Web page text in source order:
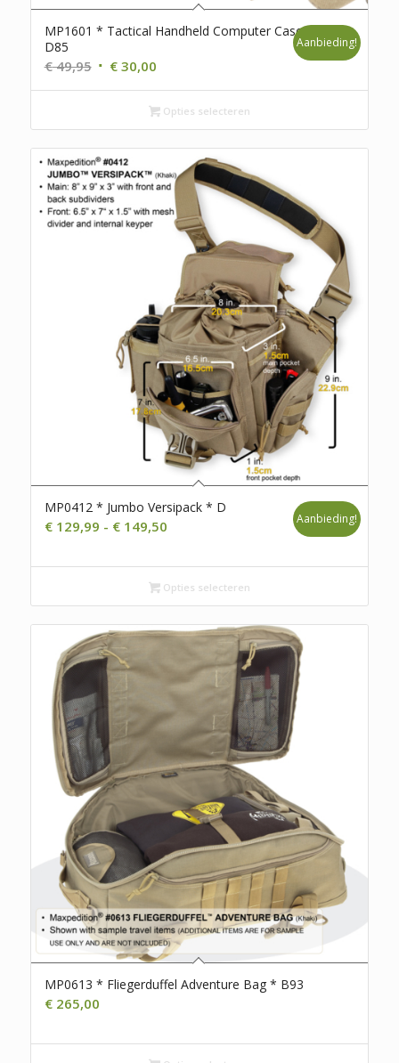
MP1601 * Tactical Handheld Computer Case *
D85
€49,95 Oorspronkelijke
prijs
€ 49,95.
€30,00Huidige
prijs
is:
€ 30,00.
Aanbieding!
Opties selecteren
MP0412 * Jumbo Versipack * D
€129,99 - €149,50Prijsklasse:
tot
€ 149,50
Aanbieding!
Opties selecteren
MP0613 * Fliegerduffel Adventure Bag * B93
€265,00